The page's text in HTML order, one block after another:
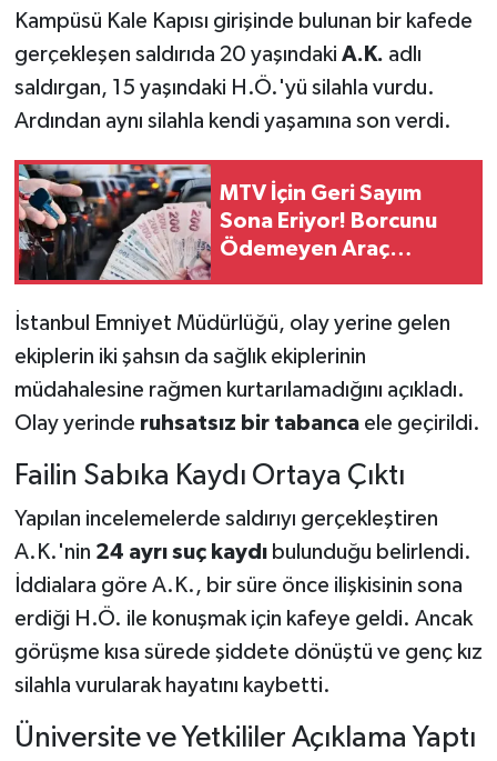
Kampüsü Kale Kapısı girişinde bulunan bir kafede
gerçekleşen saldırıda 20 yaşındaki A.K. adlı
saldırgan, 15 yaşındaki H.Ö.'yü silahla vurdu.
Ardından aynı silahla kendi yaşamına son verdi.
MTV İçin Geri Sayım
Sona Eriyor! Borcunu
Ödemeyen Araç
İstanbul Emniyet Müdürlüğü, olay yerine gelen
ekiplerin iki şahsın da sağlık ekiplerinin
müdahalesine rağmen kurtarılamadığını açıkladı.
Olay yerinde ruhsatsız bir tabancaele geçirildi.
Failin Sabıka Kaydı Ortaya Çıktı
Yapılan incelemelerde saldırıyı gerçekleştiren
A.K.'nin 24 ayrı suç kaydıbulunduğu belirlendi.
İddialara göre A.K., bir süre önce ilişkisinin sona
erdiği H.Ö. ile konuşmak için kafeye geldi. Ancak
görüşme kısa sürede şiddete dönüştü ve genç kız
silahla vurularak hayatını kaybetti.
Üniversite ve Yetkililer Açıklama Yaptı